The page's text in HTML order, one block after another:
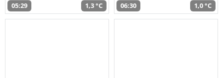
05:29 1,3 °C 06:30 1,0 °C